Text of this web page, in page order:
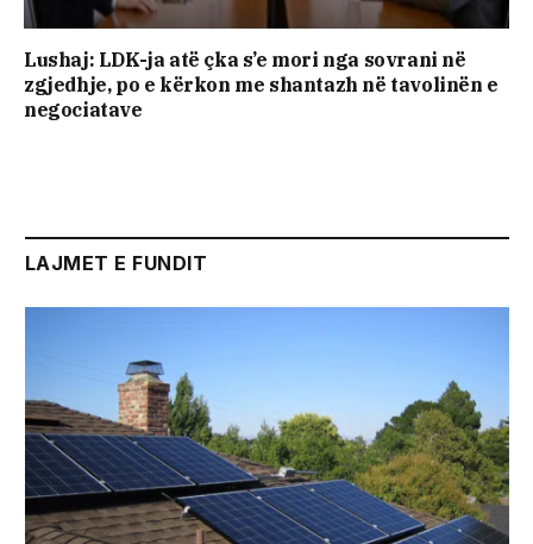
Lushaj: LDK-ja atë çka s’e mori nga sovrani në
zgjedhje, po e kërkon me shantazh në tavolinën e
negociatave
LAJMET E FUNDIT